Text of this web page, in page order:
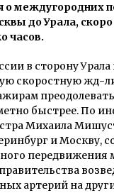
о междугородних
до Урала,
часов.
в сторону Урала
скоростную жд-
быстрее. По
Михаила
и Москву,
передвижения
артерий на